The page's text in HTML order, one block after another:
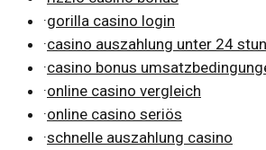
·gorilla casino login
·casino auszahlung unter 24
·casino bonus
·online casino vergleich
·online casino seriös
·schnelle auszahlung casino